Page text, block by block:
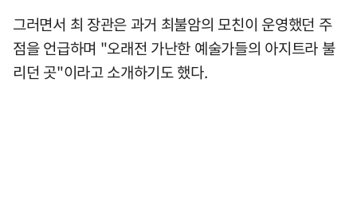
그러면서 최 장관은 과거 최불암의 모친이 운영했던 주
점을 언급하며 "오래전 가난한 예술가들의 아지트라 불
리던 곳"이라고 소개하기도 했다.